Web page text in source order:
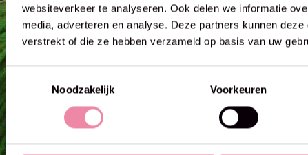
websiteverkeer te analyseren. Ook delen we informatie
media, adverteren en analyse. Deze partners kunnen
verstrekt of die ze hebben verzameld op basis van uw
Toestemmingsselectie
Noodzakelijk
Voorkeuren